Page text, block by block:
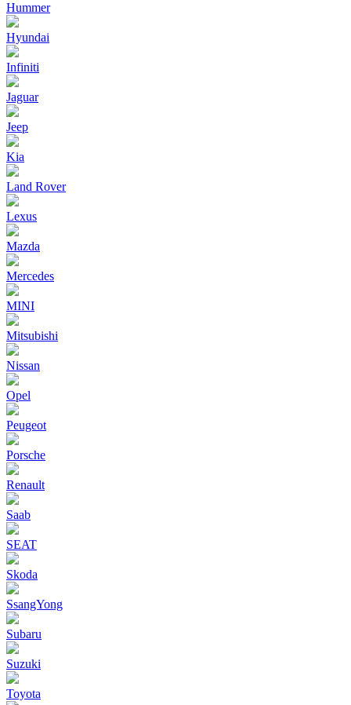
Hummer
Hyundai
Infiniti
Jaguar
Jeep
Kia
Land Rover
Lexus
Mazda
Mercedes
MINI
Mitsubishi
Nissan
Opel
Peugeot
Porsche
Renault
Saab
SEAT
Skoda
SsangYong
Subaru
Suzuki
Toyota